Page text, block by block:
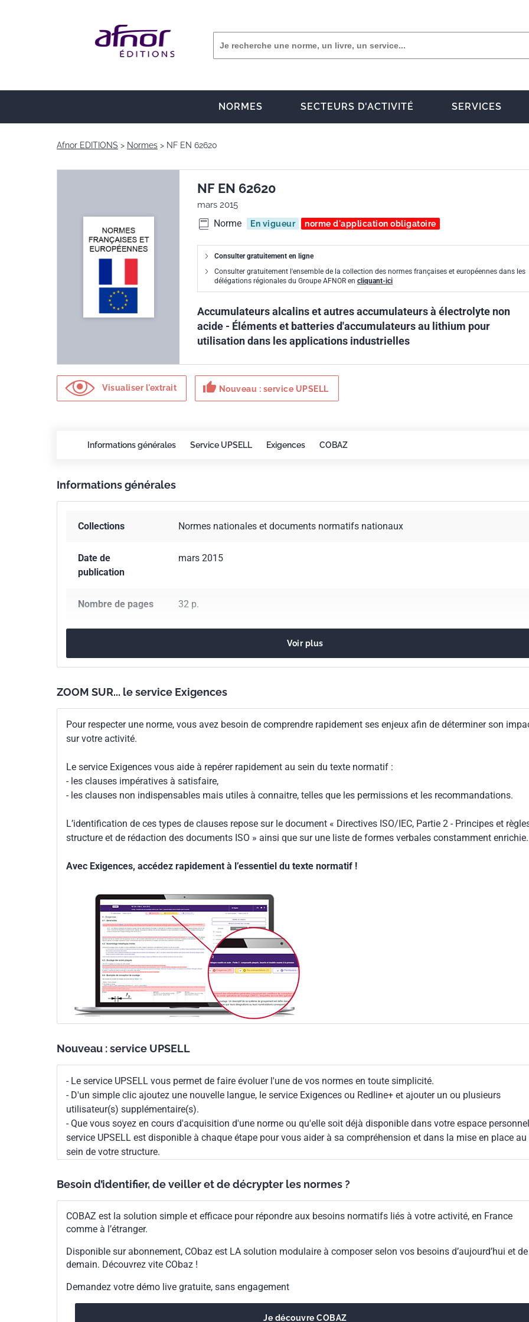
NORMES SECTEURS D'ACTIVITÉ SERVICES
Afnor EDITIONS Normes NF EN 62620
NF EN 62620
mars 2015
Norme En vigueur norme d'application obligatoire
Consulter gratuitement en ligne
Consulter gratuitement l'ensemble de la collection des normes françaises et européennes dans les
délégations régionales du Groupe AFNOR en cliquant-ici
Accumulateurs alcalins et autres accumulateurs à électrolyte non
acide - Éléments et batteries d'accumulateurs au lithium pour
utilisation dans les applications industrielles
Visualiser l'extrait thumb_up Nouveau : service UPSELL
Informations générales Service UPSELL Exigences COBAZ
Informations générales
Collections Normes nationales et documents normatifs nationaux
Date de
publication
mars 2015
Nombre de pages 32 p.
Codes ICS 29.220.30Accumulateurs alcalins
Parenté
Voir plus
ZOOM SUR... le service Exigences
Pour respecter une norme, vous avez besoin de comprendre rapidement ses enjeux afin de déterminer son
sur votre activité.
Le service Exigences vous aide à repérer rapidement au sein du texte normatif :
- les clauses impératives à satisfaire,
- les clauses non indispensables mais utiles à connaitre, telles que les permissions et les recommandations.
L’identification de ces types de clauses repose sur le document « Directives ISO/IEC, Partie 2 - Principes et
structure et de rédaction des documents ISO » ainsi que sur une liste de formes verbales constamment enrichie.
Avec Exigences, accédez rapidement à l’essentiel du texte normatif !
Nouveau : service UPSELL
- Le service UPSELL vous permet de faire évoluer l'une de vos normes en toute simplicité.
- D'un simple clic ajoutez une nouvelle langue, le service Exigences ou Redline+ et ajouter un ou plusieurs
utilisateur(s) supplémentaire(s).
- Que vous soyez en cours d'acquisition d'une norme ou qu'elle soit déjà disponible dans votre espace
service UPSELL est disponible à chaque étape pour vous aider à sa compréhension et dans la mise en place au
sein de votre structure.
Besoin d’identifier, de veiller et de décrypter les normes ?
COBAZ est la solution simple et efficace pour répondre aux besoins normatifs liés à votre activité, en France
comme à l’étranger.
Disponible sur abonnement, CObaz est LA solution modulaire à composer selon vos besoins d’aujourd’hui et de
demain. Découvrez vite CObaz !
Demandez votre démo live gratuite, sans engagement
Je découvre COBAZ